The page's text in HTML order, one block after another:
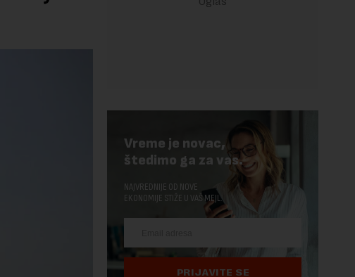
Vreme je novac,
štedimo ga za vas.
NAJVREDNIJE OD NOVE
EKONOMIJE STIŽE U VAŠ MEJL.
PRIJAVITE SE